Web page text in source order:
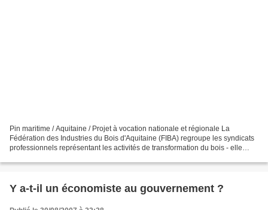
Pin maritime / Aquitaine / Projet à vocation nationale et régionale La
Fédération des Industries du Bois d'Aquitaine (FIBA) regroupe les syndicats
professionnels représentant les activités de transformation du bois - elle
Y a-t-il un économiste au gouvernement ?